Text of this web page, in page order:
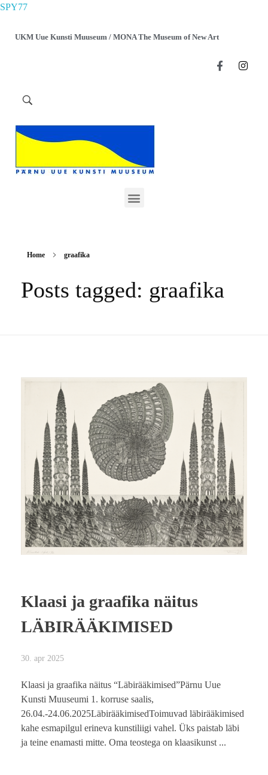
SPY77
UKM Uue Kunsti Muuseum / MONA The Museum of New Art
Home graafika
Posts tagged: graafika
Klaasi ja graafika näitus
LÄBIRÄÄKIMISED
30. apr 2025
Klaasi ja graafika näitus “Läbirääkimised”Pärnu Uue
Kunsti Muuseumi 1. korruse saalis,
26.04.-24.06.2025LäbirääkimisedToimuvad läbirääkimised
kahe esmapilgul erineva kunstiliigi vahel. Üks paistab läbi
ja teine enamasti mitte. Oma teostega on klaasikunst ...